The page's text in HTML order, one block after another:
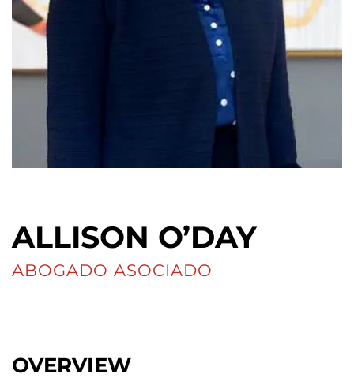
ALLISON O’DAY
ABOGADO ASOCIADO
OVERVIEW